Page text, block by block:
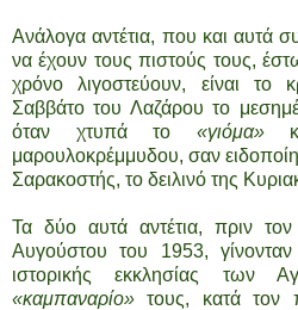
Ανάλογα αντέτια, που και αυτά
να έχουν τους πιστούς τους,
χρόνο λιγοστεύουν, είναι το
Σαββάτο του Λαζάρου το
όταν χτυπά το «γιόμα»
μαρουλοκρέμμυδου, σαν
Σαρακοστής, το δειλινό της
Τα δύο αυτά αντέτια, πριν
Αυγούστου του 1953,
ιστορικής εκκλησίας
«καμπαναρίο» τους, κατά τον